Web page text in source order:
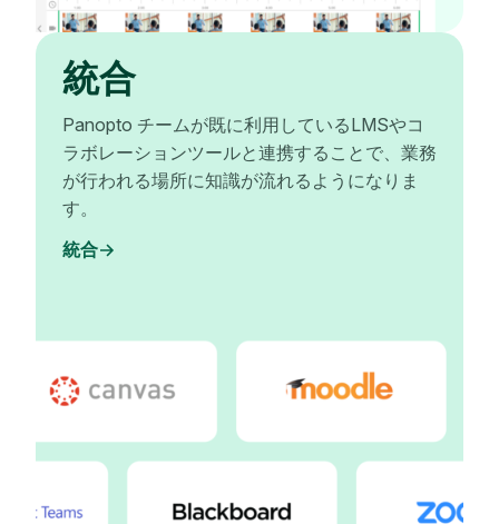
統合
Panopto チームが既に利用しているLMSやコ
ラボレーションツールと連携することで、業務
が行われる場所に知識が流れるようになりま
す。
統合